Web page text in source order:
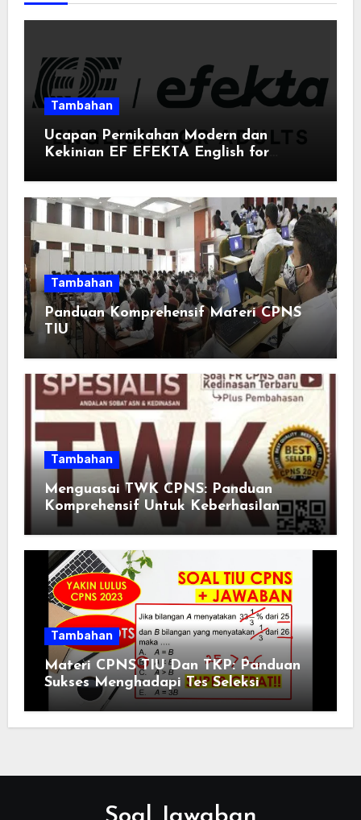
Tambahan
Ucapan Pernikahan Modern dan
Kekinian EF EFEKTA English for
Tambahan
Panduan Komprehensif Materi CPNS
TIU
Tambahan
Menguasai TWK CPNS: Panduan
Komprehensif Untuk Keberhasilan
Tambahan
Materi CPNS TIU Dan TKP: Panduan
Sukses Menghadapi Tes Seleksi